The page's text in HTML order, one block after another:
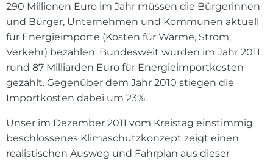
290 Millionen Euro im Jahr müssen die Bürgerinnen
und Bürger, Unternehmen und Kommunen aktuell
für Energieimporte (Kosten für Wärme, Strom,
Verkehr) bezahlen. Bundesweit wurden im Jahr 2011
rund 87 Milliarden Euro für Energieimportkosten
gezahlt. Gegenüber dem Jahr 2010 stiegen die
Importkosten dabei um 23%.
Unser im Dezember 2011 vom Kreistag einstimmig
beschlossenes Klimaschutzkonzept zeigt einen
realistischen Ausweg und Fahrplan aus dieser